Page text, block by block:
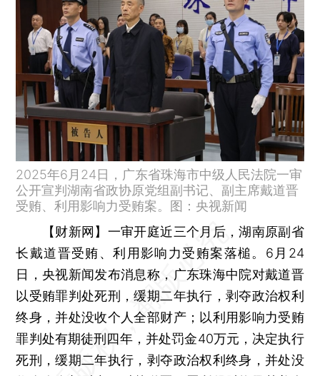
2025年6月24日，广东省珠海市中级人民法院一审
公开宣判湖南省政协原党组副书记、副主席戴道晋
受贿、利用影响力受贿案。图：央视新闻
【财新网】 一审开庭近三个月后，湖南原副省
长戴道晋受贿、利用影响力受贿案落槌。6月24
日，央视新闻发布消息称，广东珠海中院对戴道晋
以受贿罪判处死刑，缓期二年执行，剥夺政治权利
终身，并处没收个人全部财产；以利用影响力受贿
罪判处有期徒刑四年，并处罚金40万元，决定执行
死刑，缓期二年执行，剥夺政治权利终身，并处没